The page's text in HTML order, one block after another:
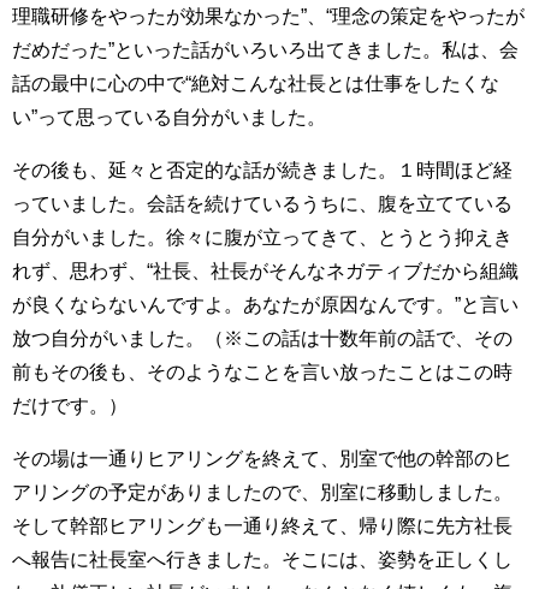
理職研修をやったが効果なかった”、“理念の策定をやったが
だめだった”といった話がいろいろ出てきました。私は、会
話の最中に心の中で“絶対こんな社長とは仕事をしたくな
い”って思っている自分がいました。
その後も、延々と否定的な話が続きました。１時間ほど経
っていました。会話を続けているうちに、腹を立てている
自分がいました。徐々に腹が立ってきて、とうとう抑えき
れず、思わず、“社長、社長がそんなネガティブだから組織
が良くならないんですよ。あなたが原因なんです。”と言い
放つ自分がいました。（※この話は十数年前の話で、その
前もその後も、そのようなことを言い放ったことはこの時
だけです。）
その場は一通りヒアリングを終えて、別室で他の幹部のヒ
アリングの予定がありましたので、別室に移動しました。
そして幹部ヒアリングも一通り終えて、帰り際に先方社長
へ報告に社長室へ行きました。そこには、姿勢を正しくし